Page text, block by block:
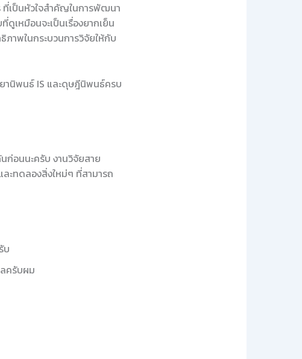
เป็นหัวใจสำคัญในการพัฒนา
เหมือนจะเป็นเรื่องยากเย็น
ภาพในกระบวนการวิจัยให้กับ
านิพนธ์ IS และดุษฎีนิพนธ์ครบ
ก่อนนะครับ งานวิจัยสาย
ะทดลองสิ่งใหม่ๆ ที่สามารถ
บ
ครับผม